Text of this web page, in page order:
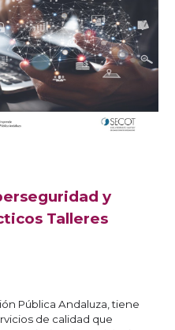
y
Talleres
Pública Andaluza, tiene
de calidad que